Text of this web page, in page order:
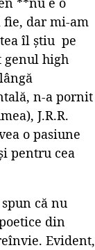
fie, dar mi-am
îl știu pe
genul high
n-a pornit
J.R.R.
o pasiune
pentru cea
că nu
din
Evident,